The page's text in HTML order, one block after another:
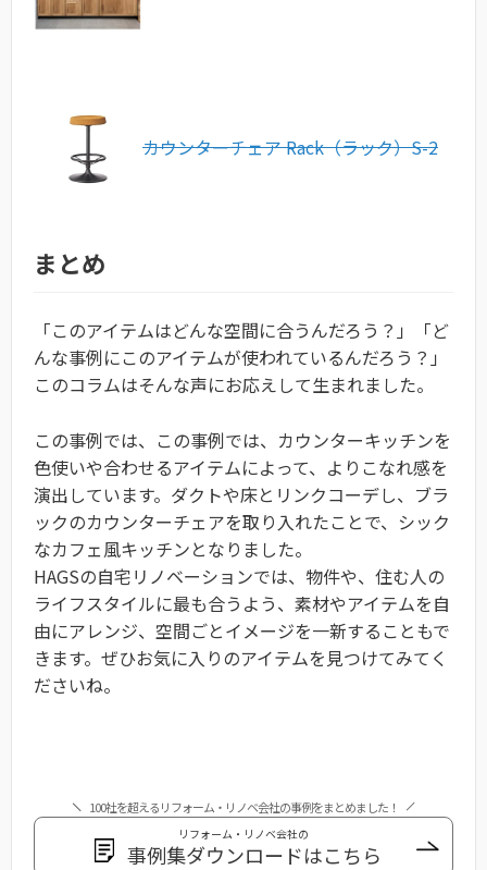
カウンターチェア Rack（ラック）S-2
まとめ
「このアイテムはどんな空間に合うんだろう？」「ど
んな事例にこのアイテムが使われているんだろう？」
このコラムはそんな声にお応えして生まれました。
この事例では、この事例では、カウンターキッチンを
色使いや合わせるアイテムによって、よりこなれ感を
演出しています。ダクトや床とリンクコーデし、ブラ
ックのカウンターチェアを取り入れたことで、シック
なカフェ風キッチンとなりました。
HAGSの自宅リノベーションでは、物件や、住む人の
ライフスタイルに最も合うよう、素材やアイテムを自
由にアレンジ、空間ごとイメージを一新することもで
きます。ぜひお気に入りのアイテムを見つけてみてく
ださいね。
100社を超えるリフォーム・リノベ会社の事例をまとめました！
リフォーム・リノベ会社の
事例集ダウンロードはこちら